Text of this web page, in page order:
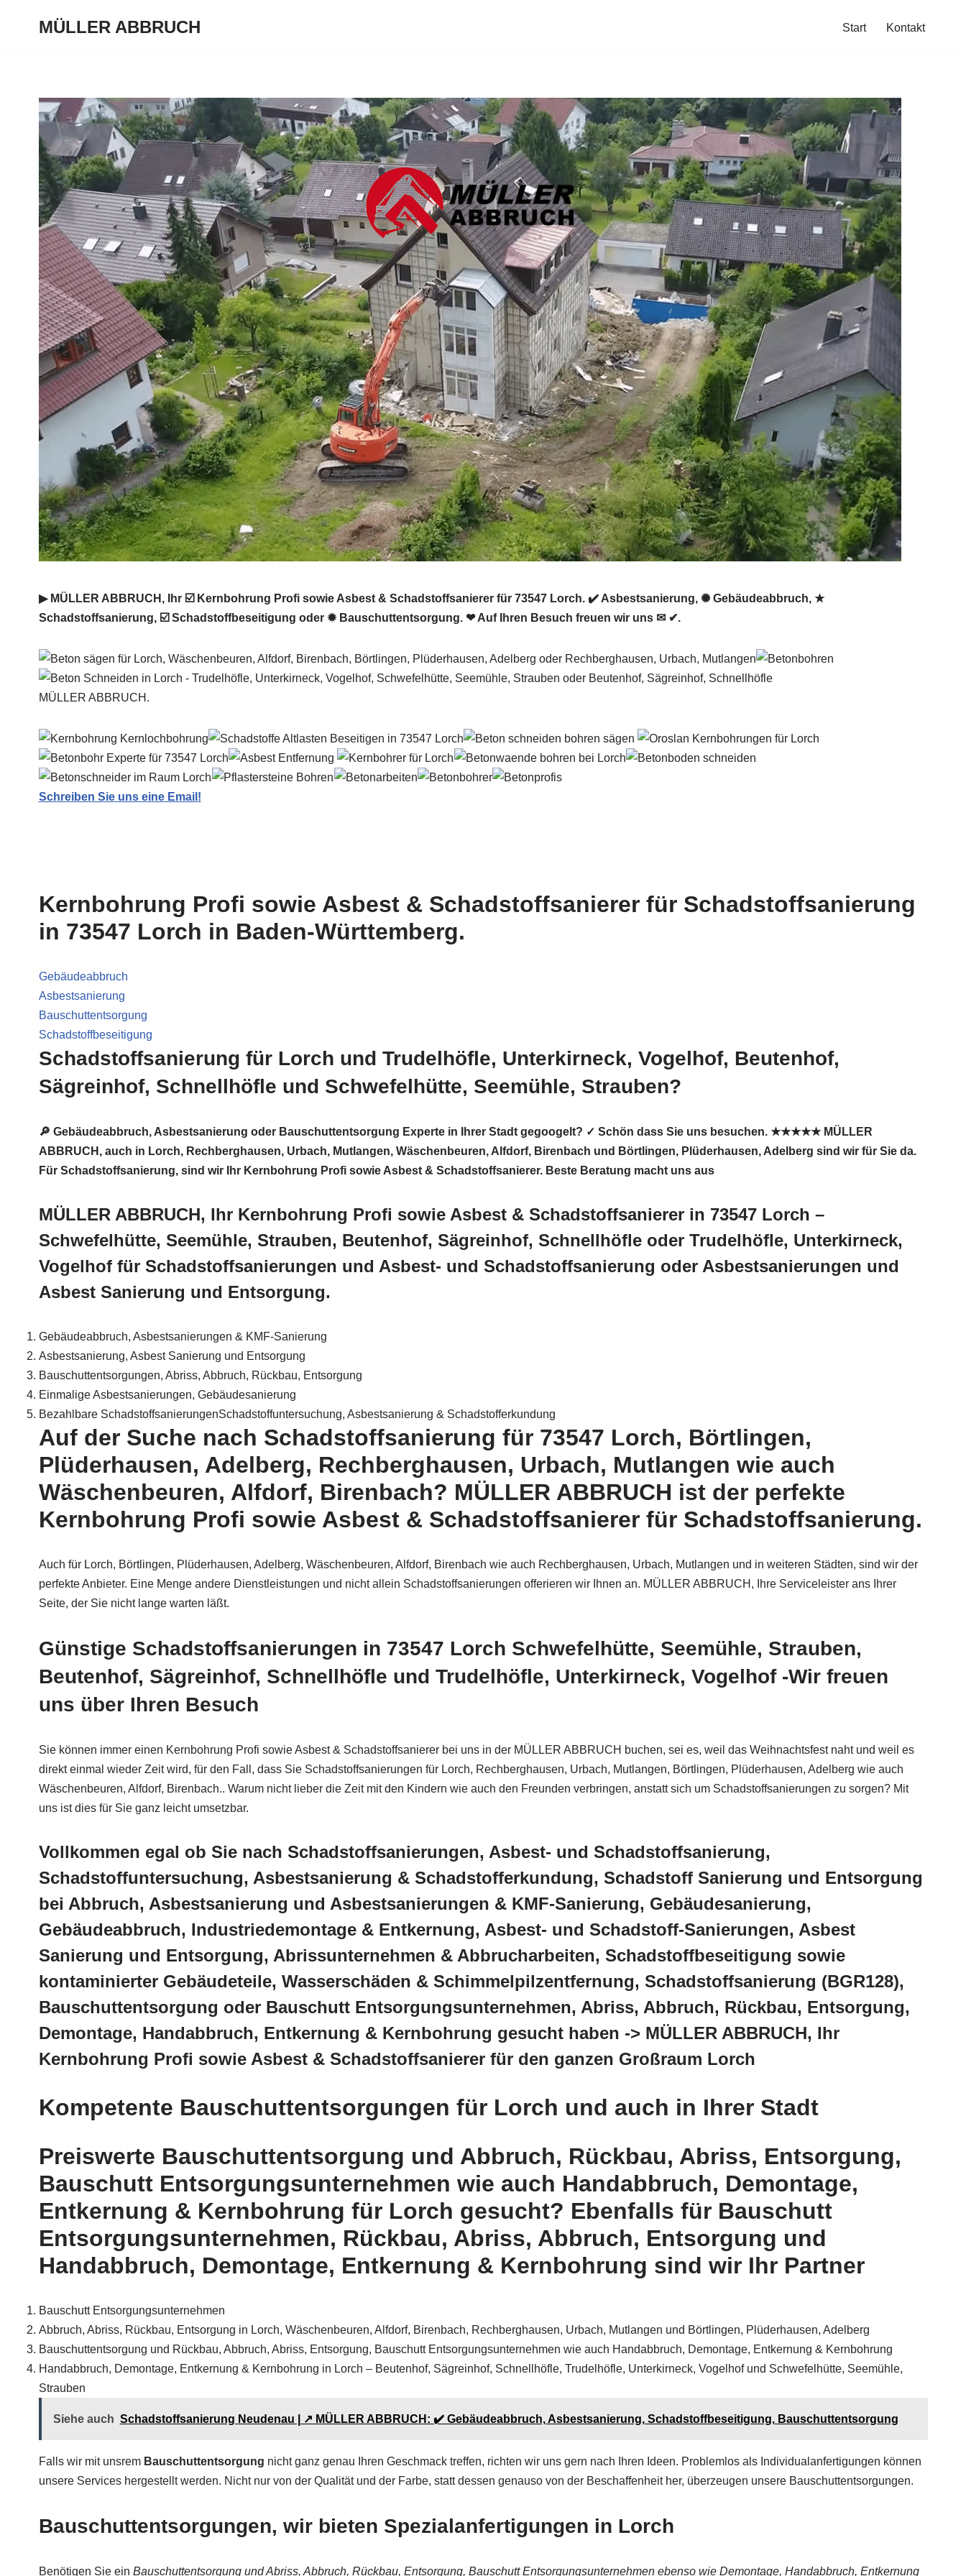
MÜLLER ABBRUCH Start Kontakt
▶︎ MÜLLER ABBRUCH, Ihr ☑️ Kernbohrung Profi sowie Asbest & Schadstoffsanierer für 73547 Lorch. ✔️ Asbestsanierung, ✺ Gebäudeabbruch, ★
Schadstoffsanierung, ☑️ Schadstoffbeseitigung oder ✹ Bauschuttentsorgung. ❤ Auf Ihren Besuch freuen wir uns ✉ ✔.
MÜLLER ABBRUCH.
Schreiben Sie uns eine Email!
Kernbohrung Profi sowie Asbest & Schadstoffsanierer für Schadstoffsanierung
in 73547 Lorch in Baden-Württemberg.
Gebäudeabbruch
Asbestsanierung
Bauschuttentsorgung
Schadstoffbeseitigung
Schadstoffsanierung für Lorch und Trudelhöfle, Unterkirneck, Vogelhof, Beutenhof,
Sägreinhof, Schnellhöfle und Schwefelhütte, Seemühle, Strauben?
🔎 Gebäudeabbruch, Asbestsanierung oder Bauschuttentsorgung Experte in Ihrer Stadt gegoogelt? ✓ Schön dass Sie uns besuchen. ★★★★★ MÜLLER
ABBRUCH, auch in Lorch, Rechberghausen, Urbach, Mutlangen, Wäschenbeuren, Alfdorf, Birenbach und Börtlingen, Plüderhausen, Adelberg sind wir für Sie da.
Für Schadstoffsanierung, sind wir Ihr Kernbohrung Profi sowie Asbest & Schadstoffsanierer. Beste Beratung macht uns aus
MÜLLER ABBRUCH, Ihr Kernbohrung Profi sowie Asbest & Schadstoffsanierer in 73547 Lorch –
Schwefelhütte, Seemühle, Strauben, Beutenhof, Sägreinhof, Schnellhöfle oder Trudelhöfle, Unterkirneck,
Vogelhof für Schadstoffsanierungen und Asbest- und Schadstoffsanierung oder Asbestsanierungen und
Asbest Sanierung und Entsorgung.
Gebäudeabbruch, Asbestsanierungen & KMF-Sanierung
Asbestsanierung, Asbest Sanierung und Entsorgung
Bauschuttentsorgungen, Abriss, Abbruch, Rückbau, Entsorgung
Einmalige Asbestsanierungen, Gebäudesanierung
Bezahlbare SchadstoffsanierungenSchadstoffuntersuchung, Asbestsanierung & Schadstofferkundung
Auf der Suche nach Schadstoffsanierung für 73547 Lorch, Börtlingen,
Plüderhausen, Adelberg, Rechberghausen, Urbach, Mutlangen wie auch
Wäschenbeuren, Alfdorf, Birenbach? MÜLLER ABBRUCH ist der perfekte
Kernbohrung Profi sowie Asbest & Schadstoffsanierer für Schadstoffsanierung.
Auch für Lorch, Börtlingen, Plüderhausen, Adelberg, Wäschenbeuren, Alfdorf, Birenbach wie auch Rechberghausen, Urbach, Mutlangen und in weiteren Städten, sind wir der
perfekte Anbieter. Eine Menge andere Dienstleistungen und nicht allein Schadstoffsanierungen offerieren wir Ihnen an. MÜLLER ABBRUCH, Ihre Serviceleister ans Ihrer
Seite, der Sie nicht lange warten läßt.
Günstige Schadstoffsanierungen in 73547 Lorch Schwefelhütte, Seemühle, Strauben,
Beutenhof, Sägreinhof, Schnellhöfle und Trudelhöfle, Unterkirneck, Vogelhof -Wir freuen
uns über Ihren Besuch
Sie können immer einen Kernbohrung Profi sowie Asbest & Schadstoffsanierer bei uns in der MÜLLER ABBRUCH buchen, sei es, weil das Weihnachtsfest naht und weil es
direkt einmal wieder Zeit wird, für den Fall, dass Sie Schadstoffsanierungen für Lorch, Rechberghausen, Urbach, Mutlangen, Börtlingen, Plüderhausen, Adelberg wie auch
Wäschenbeuren, Alfdorf, Birenbach.. Warum nicht lieber die Zeit mit den Kindern wie auch den Freunden verbringen, anstatt sich um Schadstoffsanierungen zu sorgen? Mit
uns ist dies für Sie ganz leicht umsetzbar.
Vollkommen egal ob Sie nach Schadstoffsanierungen, Asbest- und Schadstoffsanierung,
Schadstoffuntersuchung, Asbestsanierung & Schadstofferkundung, Schadstoff Sanierung und Entsorgung
bei Abbruch, Asbestsanierung und Asbestsanierungen & KMF-Sanierung, Gebäudesanierung,
Gebäudeabbruch, Industriedemontage & Entkernung, Asbest- und Schadstoff-Sanierungen, Asbest
Sanierung und Entsorgung, Abrissunternehmen & Abbrucharbeiten, Schadstoffbeseitigung sowie
kontaminierter Gebäudeteile, Wasserschäden & Schimmelpilzentfernung, Schadstoffsanierung (BGR128),
Bauschuttentsorgung oder Bauschutt Entsorgungsunternehmen, Abriss, Abbruch, Rückbau, Entsorgung,
Demontage, Handabbruch, Entkernung & Kernbohrung gesucht haben -> MÜLLER ABBRUCH, Ihr
Kernbohrung Profi sowie Asbest & Schadstoffsanierer für den ganzen Großraum Lorch
Kompetente Bauschuttentsorgungen für Lorch und auch in Ihrer Stadt
Preiswerte Bauschuttentsorgung und Abbruch, Rückbau, Abriss, Entsorgung,
Bauschutt Entsorgungsunternehmen wie auch Handabbruch, Demontage,
Entkernung & Kernbohrung für Lorch gesucht? Ebenfalls für Bauschutt
Entsorgungsunternehmen, Rückbau, Abriss, Abbruch, Entsorgung und
Handabbruch, Demontage, Entkernung & Kernbohrung sind wir Ihr Partner
Bauschutt Entsorgungsunternehmen
Abbruch, Abriss, Rückbau, Entsorgung in Lorch, Wäschenbeuren, Alfdorf, Birenbach, Rechberghausen, Urbach, Mutlangen und Börtlingen, Plüderhausen, Adelberg
Bauschuttentsorgung und Rückbau, Abbruch, Abriss, Entsorgung, Bauschutt Entsorgungsunternehmen wie auch Handabbruch, Demontage, Entkernung & Kernbohrung
Handabbruch, Demontage, Entkernung & Kernbohrung in Lorch – Beutenhof, Sägreinhof, Schnellhöfle, Trudelhöfle, Unterkirneck, Vogelhof und Schwefelhütte, Seemühle,
Strauben
Siehe auch Schadstoffsanierung Neudenau | ↗️ MÜLLER ABBRUCH: ✔️ Gebäudeabbruch, Asbestsanierung, Schadstoffbeseitigung, Bauschuttentsorgung
Falls wir mit unsrem Bauschuttentsorgung nicht ganz genau Ihren Geschmack treffen, richten wir uns gern nach Ihren Ideen. Problemlos als Individualanfertigungen können
unsere Services hergestellt werden. Nicht nur von der Qualität und der Farbe, statt dessen genauso von der Beschaffenheit her, überzeugen unsere Bauschuttentsorgungen.
Bauschuttentsorgungen, wir bieten Spezialanfertigungen in Lorch
Benötigen Sie ein Bauschuttentsorgung und Abriss, Abbruch, Rückbau, Entsorgung, Bauschutt Entsorgungsunternehmen ebenso wie Demontage, Handabbruch, Entkernung